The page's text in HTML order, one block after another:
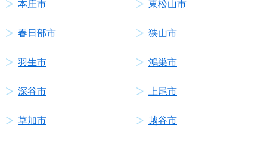
本庄市 東松山市
春日部市 狭山市
羽生市 鴻巣市
深谷市 上尾市
草加市 越谷市